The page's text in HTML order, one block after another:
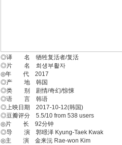
◎译 名 牺牲复活者/复活
◎片 名 희생부활자
◎年 代 2017
◎产 地 韩国
◎类 别 剧情/奇幻/惊悚
◎语 言 韩语
◎上映日期 2017-10-12(韩国)
◎豆瓣评分 5.5/10 from 538 users
◎片 长 92分钟
◎导 演 郭暻泽 Kyung-Taek Kwak
◎主 演 金来沅 Rae-won Kim